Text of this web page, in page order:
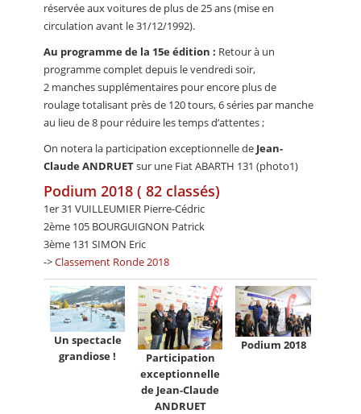
réservée aux voitures de plus de 25 ans (mise en
circulation avant le 31/12/1992).
Au programme de la 15e édition : Retour à un
programme complet depuis le vendredi soir,
2 manches supplémentaires pour encore plus de
roulage totalisant près de 120 tours, 6 séries par manche
au lieu de 8 pour réduire les temps d’attentes ;
On notera la participation exceptionnelle de Jean-
Claude ANDRUETsur une Fiat ABARTH 131 (photo1)
Podium 2018 ( 82 classés)
1er 31 VUILLEUMIER Pierre-Cédric
2ème 105 BOURGUIGNON Patrick
3ème 131 SIMON Eric
->Classement Ronde 2018
Un spectacle
grandiose !
Participation
exceptionnelle
de Jean-Claude
ANDRUET
Podium 2018